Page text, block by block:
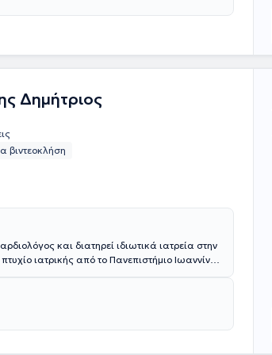
Δημήτριος
βιντεοκλήση
και διατηρεί ιδιωτικά ιατρεία στην
ιατρικής από το Πανεπιστήμιο Ιωαννίνων
Ιατρικής Υπερηχογραφίας στο
Τμήματος Stress Echo στην Κεντρική Κλινική